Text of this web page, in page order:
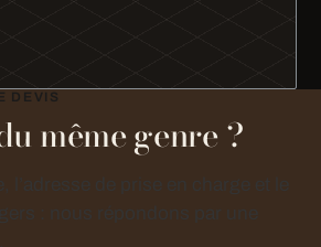
DEVIS
même genre ?